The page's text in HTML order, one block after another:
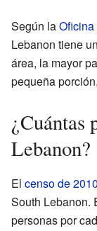
Según la
Lebanon tiene
área, la mayor
pequeña
¿Cuántas
Lebanon?
El censo de 2010
South Lebanon.
personas por